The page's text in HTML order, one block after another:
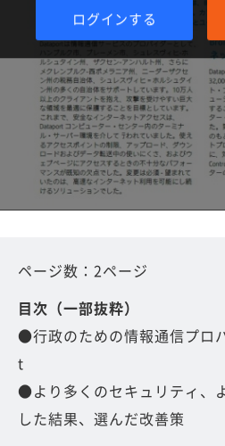
ログインする
ページ数：2ページ
目次（一部抜粋）
●行政のための情報通信プロ
t
●より多くのセキュリティ、
した結果、選んだ改善策